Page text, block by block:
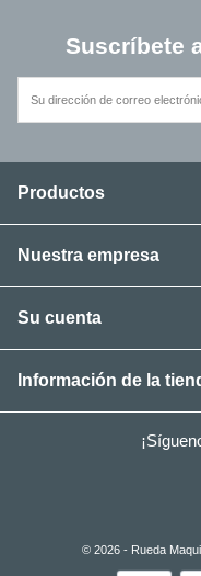
Suscríbete
Productos
Nuestra empresa
Su cuenta
Información de la
© 2026 - Rueda